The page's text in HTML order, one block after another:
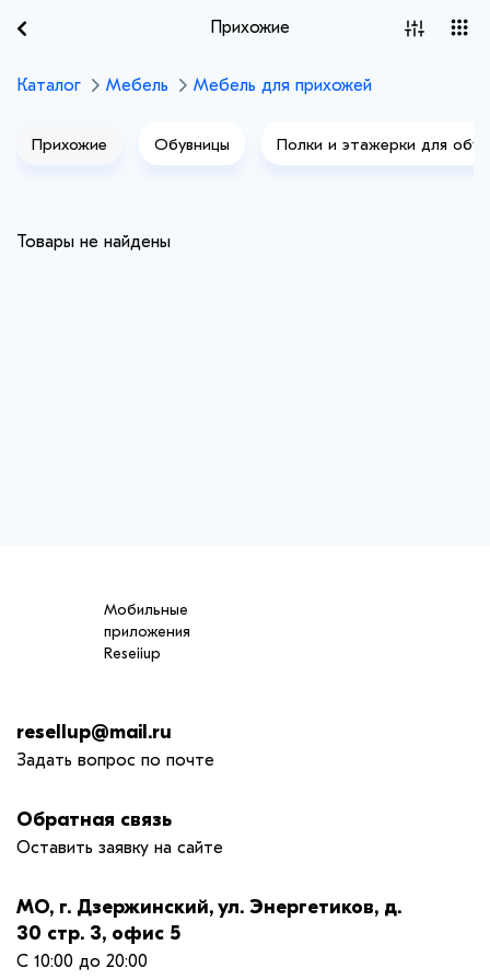
Прихожие
Каталог Мебель Мебель для прихожей
Прихожие Обувницы Полки и этажерки для
Товары не найдены
Мобильные
приложения
Reseiiup
resellup@mail.ru
Задать вопрос по почте
Обратная связь
Оставить заявку на сайте
МО, г. Дзержинский, ул. Энергетиков, д.
30 стр. 3, офис 5
С 10:00 до 20:00